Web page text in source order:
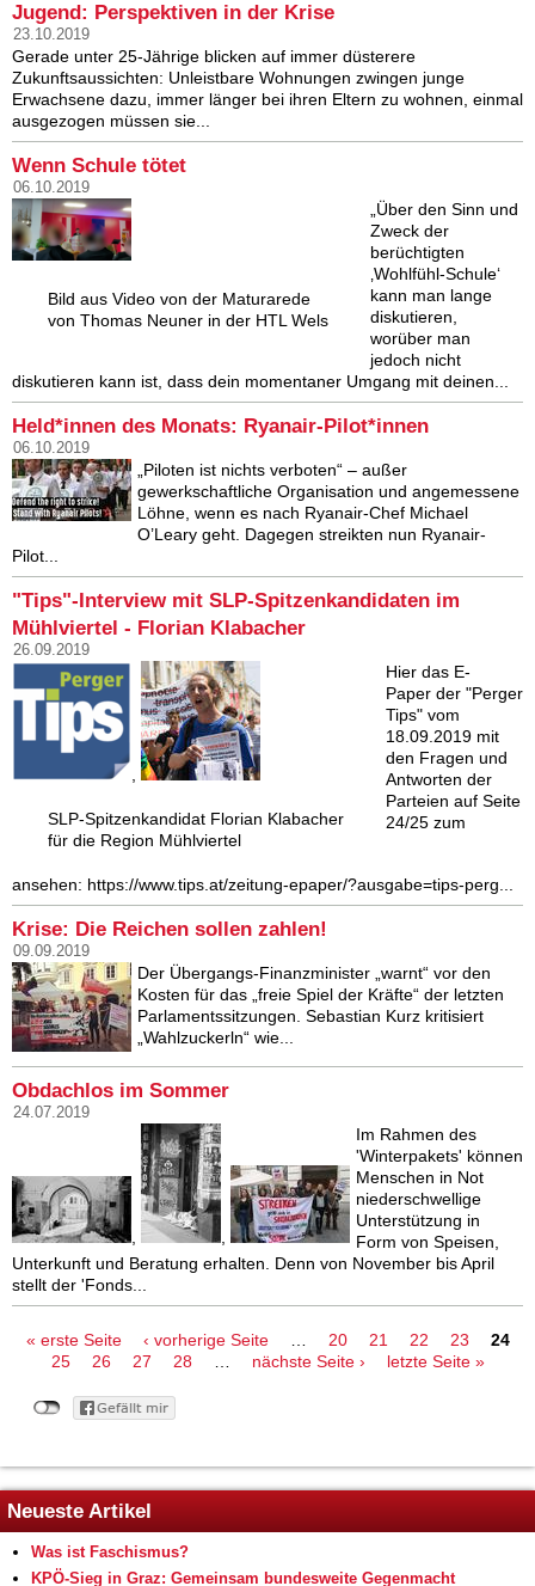
Jugend: Perspektiven in der Krise
23.10.2019
Gerade unter 25-Jährige blicken auf immer düsterere
Zukunftsaussichten: Unleistbare Wohnungen zwingen junge
Erwachsene dazu, immer länger bei ihren Eltern zu wohnen, einmal
ausgezogen müssen sie...
Wenn Schule tötet
06.10.2019
Bild aus Video von der Maturarede
von Thomas Neuner in der HTL Wels
„Über den Sinn und
Zweck der
berüchtigten
‚Wohlfühl-Schule‘
kann man lange
diskutieren,
worüber man
jedoch nicht
diskutieren kann ist, dass dein momentaner Umgang mit deinen...
Held*innen des Monats: Ryanair-Pilot*innen
06.10.2019
„Piloten ist nichts verboten“ – außer
gewerkschaftliche Organisation und angemessene
Löhne, wenn es nach Ryanair-Chef Michael
O’Leary geht. Dagegen streikten nun Ryanair-
Pilot...
"Tips"-Interview mit SLP-Spitzenkandidaten im
Mühlviertel - Florian Klabacher
26.09.2019
,
SLP-Spitzenkandidat Florian Klabacher
für die Region Mühlviertel
Hier das E-
Paper der "Perger
Tips" vom
18.09.2019 mit
den Fragen und
Antworten der
Parteien auf Seite
24/25 zum
ansehen: https://www.tips.at/zeitung-epaper/?ausgabe=tips-perg...
Krise: Die Reichen sollen zahlen!
09.09.2019
Der Übergangs-Finanzminister „warnt“ vor den
Kosten für das „freie Spiel der Kräfte“ der letzten
Parlamentssitzungen. Sebastian Kurz kritisiert
„Wahlzuckerln“ wie...
Obdachlos im Sommer
24.07.2019
, ,
Im Rahmen des
'Winterpakets' können
Menschen in Not
niederschwellige
Unterstützung in
Form von Speisen,
Unterkunft und Beratung erhalten. Denn von November bis April
stellt der 'Fonds...
Seiten
« erste Seite ‹ vorherige Seite … 20 21 22 23
24
25
26 27 28 … nächste Seite › letzte Seite »
Neueste Artikel
Was ist Faschismus?
KPÖ-Sieg in Graz: Gemeinsam bundesweite Gegenmacht